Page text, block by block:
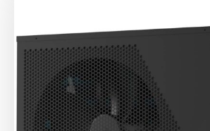
218 ₴.
574 ₴.